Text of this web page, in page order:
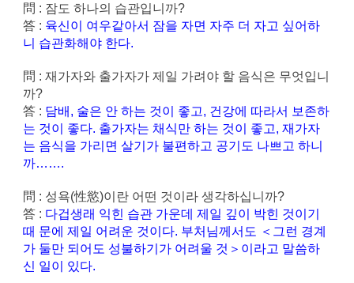
問 : 잠도 하나의 습관입니까?
答 : 육신이 여우같아서 잠을 자면 자주 더 자고 싶어하
니 습관화해야 한다.
問 : 재가자와 출가자가 제일 가려야 할 음식은 무엇입니
까?
答 : 담배, 술은 안 하는 것이 좋고, 건강에 따라서 보존하
는 것이 좋다. 출가자는 채식만 하는 것이 좋고, 재가자
는 음식을 가리면 살기가 불편하고 공기도 나쁘고 하니
까…….
問 : 성욕(性慾)이란 어떤 것이라 생각하십니까?
答 : 다겁생래 익힌 습관 가운데 제일 깊이 박힌 것이기
때 문에 제일 어려운 것이다. 부처님께서도 ＜그런 경계
가 둘만 되어도 성불하기가 어려울 것＞이라고 말씀하
신 일이 있다.